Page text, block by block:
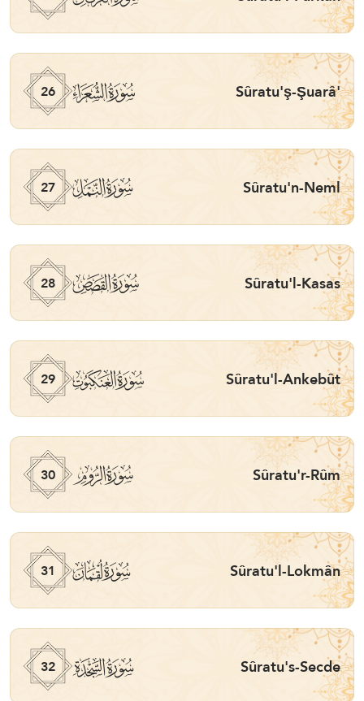
26 ﮦ Sûratu'ş-Şuarâ'
27 ﮧ Sûratu'n-Neml
28 ﮨ Sûratu'l-Kasas
29 ﮩ Sûratu'l-Ankebût
30 ﮪ Sûratu'r-Rûm
31 ﮫ Sûratu'l-Lokmân
32 ﮬ Sûratu's-Secde